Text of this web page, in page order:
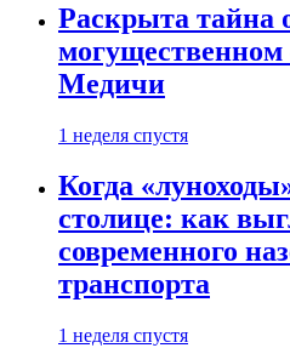
Раскрыта тайна
могущественном
Медичи
1 неделя спустя
Когда
столице: как
современного
транспорта
1 неделя спустя